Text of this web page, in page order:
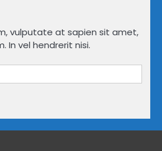
vulputate at sapien sit amet,
In vel hendrerit nisi.